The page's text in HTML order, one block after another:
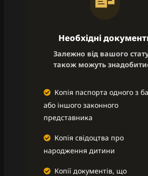
Необхідні
Залежно від вашого
також можуть
Копія паспорта одного з
або іншого законного
представника
Копія свідоцтва про
народження дитини
Копії документів, що